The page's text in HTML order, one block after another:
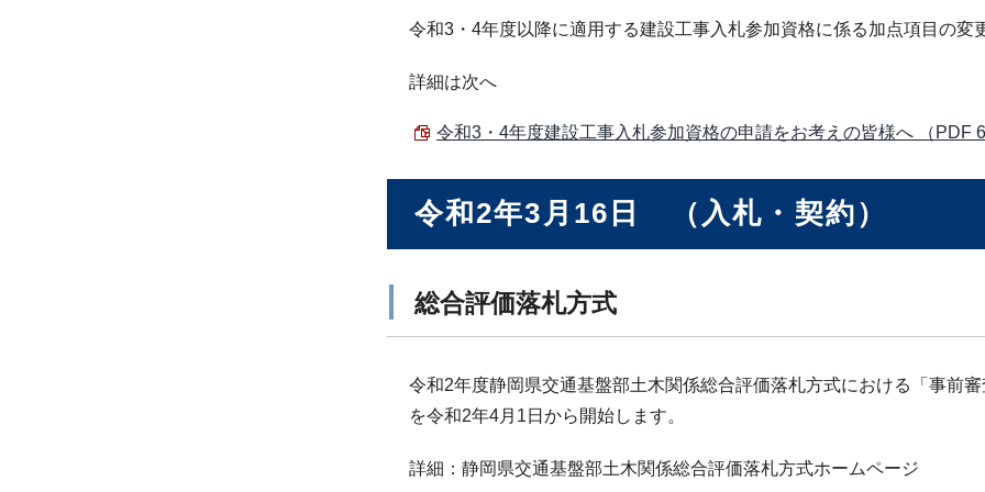
令和3・4年度以降に適用する建設工事入札参加資格に係る加点項目の変
詳細は次へ
令和3・4年度建設工事入札参加資格の申請をお考えの皆様へ （PDF
令和2年3月16日 （入札・契約）
総合評価落札方式
令和2年度静岡県交通基盤部土木関係総合評価落札方式における「事前
を令和2年4月1日から開始します。
詳細：静岡県交通基盤部土木関係総合評価落札方式ホームページ